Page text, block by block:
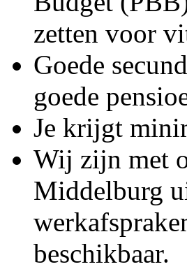
zetten voor
Goede
goede
Je krijgt
Wij zijn met
Middelburg
beschikbaar.